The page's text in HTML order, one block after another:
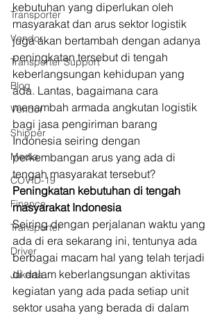
Transporter
Vendor
Transporter Support
Blog
Vendor
Shipper
Media
COVID-19
Finance
Transporter
Driver
Jakarta
kebutuhan yang diperlukan oleh
masyarakat dan arus sektor logistik
juga akan bertambah dengan adanya
peningkatan tersebut di tengah
keberlangsungan kehidupan yang
ada. Lantas, bagaimana cara
menambah armada angkutan logistik
bagi jasa pengiriman barang
Indonesia seiring dengan
perkembangan arus yang ada di
tengah masyarakat tersebut?
Peningkatan kebutuhan di tengah
masyarakat Indonesia
Seiring dengan perjalanan waktu yang
ada di era sekarang ini, tentunya ada
berbagai macam hal yang telah terjadi
di dalam keberlangsungan aktivitas
kegiatan yang ada pada setiap unit
sektor usaha yang berada di dalam